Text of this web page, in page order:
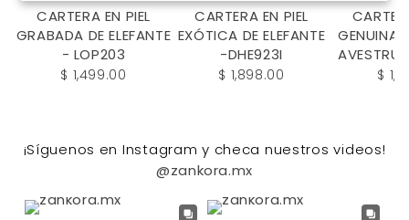
CARTERA EN PIEL
GRABADA DE ELEFANTE
- LOP203
$ 1,499.00
CARTERA EN PIEL
EXÓTICA DE ELEFANTE
-DHE923I
$ 1,898.00
GENUINA
$
¡Síguenos en Instagram y checa nuestros videos!
@zankora.mx